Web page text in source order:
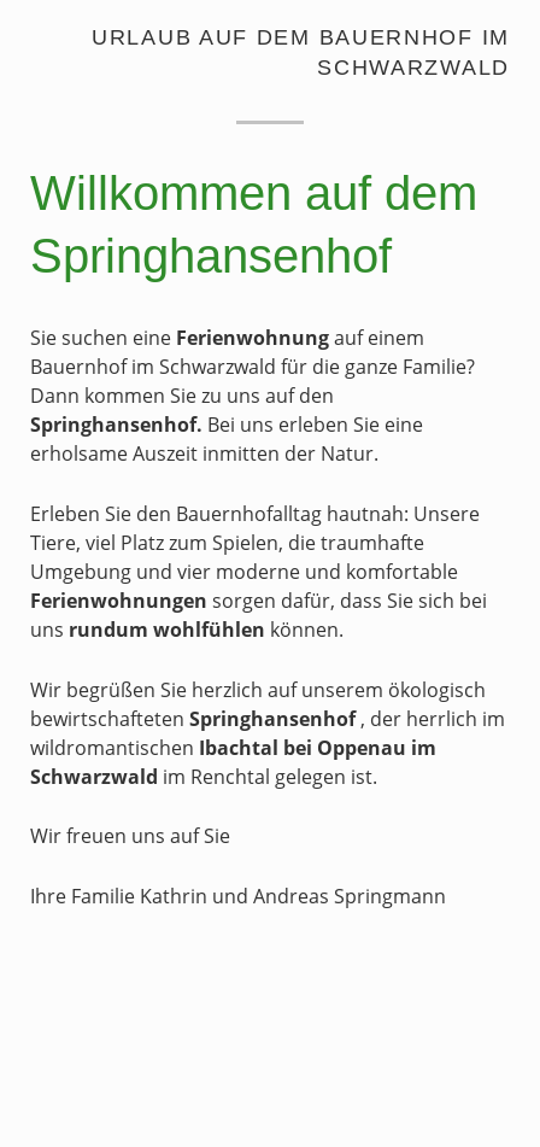
URLAUB AUF DEM BAUERNHOF IM
SCHWARZWALD
Willkommen auf dem
Springhansenhof
Sie suchen eine Ferienwohnungauf einem
Bauernhof im Schwarzwald für die ganze Familie?
Dann kommen Sie zu uns auf den
Springhansenhof. Bei uns erleben Sie eine
erholsame Auszeit inmitten der Natur.
Erleben Sie den Bauernhofalltag hautnah: Unsere
Tiere, viel Platz zum Spielen, die traumhafte
Umgebung und vier moderne und komfortable
Ferienwohnungen sorgen dafür, dass Sie sich bei
uns rundum wohlfühlen können.
Wir begrüßen Sie herzlich auf unserem ökologisch
bewirtschafteten Springhansenhof, der herrlich im
wildromantischen Ibachtal bei Oppenau im
Schwarzwald im Renchtal gelegen ist.
Wir freuen uns auf Sie
Ihre Familie Kathrin und Andreas Springmann